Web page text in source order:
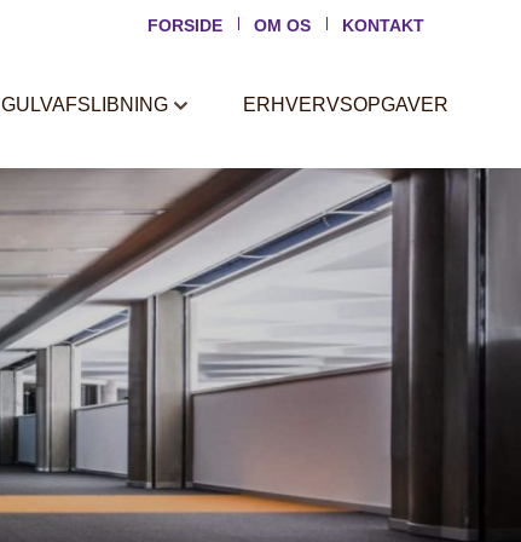
FORSIDE OM OS KONTAKT
GULVAFSLIBNING ERHVERVSOPGAVER